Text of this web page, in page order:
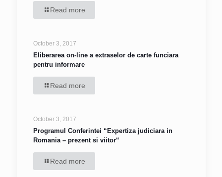
Read more
October 3, 2017
Eliberarea on-line a extraselor de carte funciara
pentru informare
Read more
October 3, 2017
Programul Conferintei “Expertiza judiciara in
Romania – prezent si viitor“
Read more